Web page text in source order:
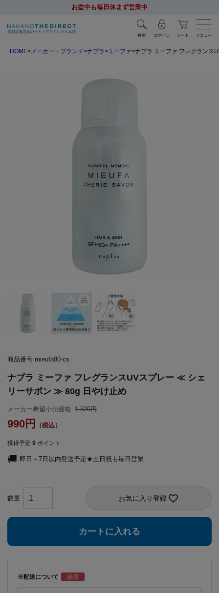
お盆中も毎日休まず営業中
検索 ログイン カート メニュー
HOME メーカー・ブランド ナプラ ミーファ ナプラ ミーファ フレグラン
商品番号 mieufa80-cs
ナプラ ミーファ フレグランスUVスプレー ≪ シェ
リーサボン ≫ 80g 日やけ止め
メーカー希望小売価格: 1,320
990
獲得予定 9 ポイント
即日～7日以内発送予定★土日祝も毎日営業
お気に入り登録
カートに入れる
※配送について